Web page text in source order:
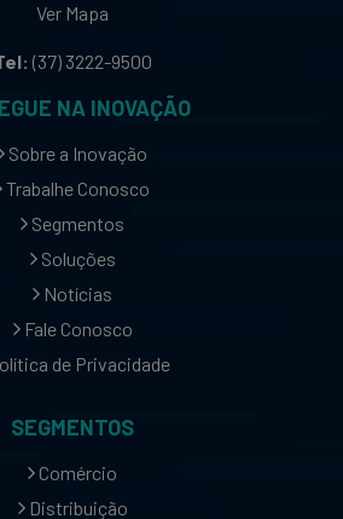
Ver Mapa
(37) 3222-9500
NA INOVAÇÃO
Sobre a Inovação
Trabalhe Conosco
Segmentos
Soluções
Notícias
Fale Conosco
de Privacidade
SEGMENTOS
Comércio
Distribuição